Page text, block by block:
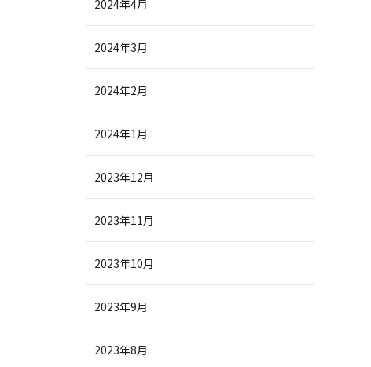
2024年4月
2024年3月
2024年2月
2024年1月
2023年12月
2023年11月
2023年10月
2023年9月
2023年8月